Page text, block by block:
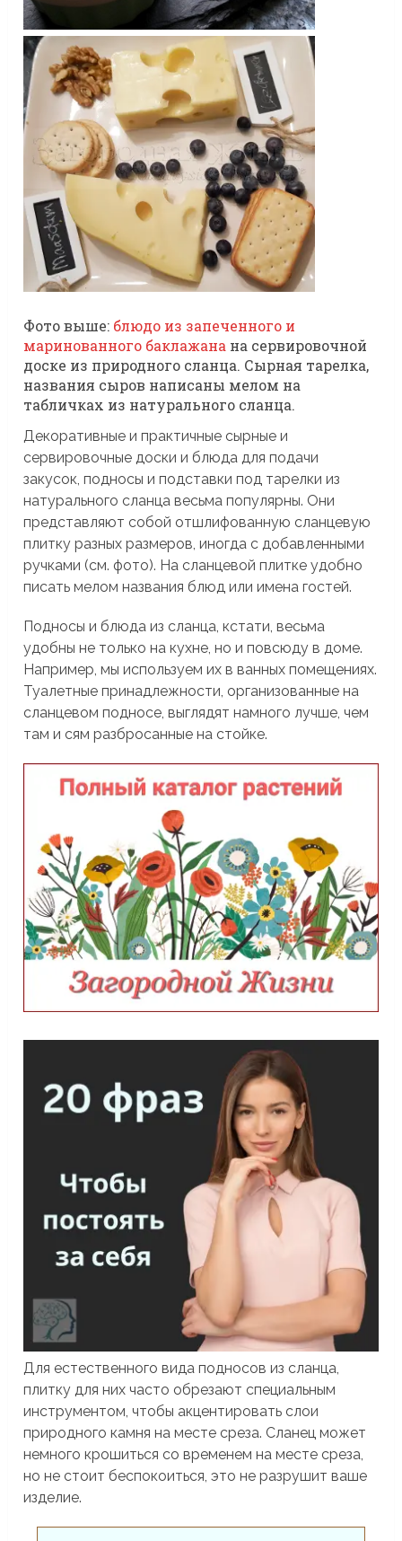
Фото выше: блюдо из запеченного и
маринованного баклажана на сервировочной
доске из природного сланца. Сырная тарелка,
названия сыров написаны мелом на
табличках из натурального сланца.
Декоративные и практичные сырные и
сервировочные доски и блюда для подачи
закусок, подносы и подставки под тарелки из
натурального сланца весьма популярны. Они
представляют собой отшлифованную сланцевую
плитку разных размеров, иногда с добавленными
ручками (см. фото). На сланцевой плитке удобно
писать мелом названия блюд или имена гостей.
Подносы и блюда из сланца, кстати, весьма
удобны не только на кухне, но и повсюду в доме.
Например, мы используем их в ванных помещениях.
Туалетные принадлежности, организованные на
сланцевом подносе, выглядят намного лучше, чем
там и сям разбросанные на стойке.
Для естественного вида подносов из сланца,
плитку для них часто обрезают специальным
инструментом, чтобы акцентировать слои
природного камня на месте среза. Сланец может
немного крошиться со временем на месте среза,
но не стоит беспокоиться, это не разрушит ваше
изделие.